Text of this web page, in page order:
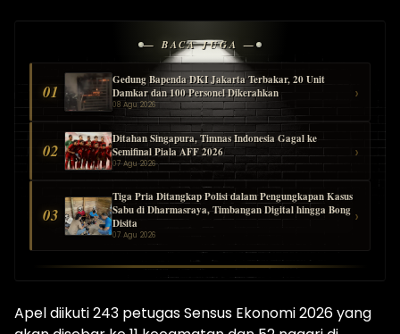
— BACA JUGA —
01
Gedung Bapenda DKI Jakarta Terbakar, 20 Unit
Damkar dan 100 Personel Dikerahkan
08 Agu 2026
›
02
Ditahan Singapura, Timnas Indonesia Gagal ke
Semifinal Piala AFF 2026
07 Agu 2026
›
03
Tiga Pria Ditangkap Polisi dalam Pengungkapan Kasus
Sabu di Dharmasraya, Timbangan Digital hingga Bong
Disita
07 Agu 2026
›
Apel diikuti 243 petugas Sensus Ekonomi 2026 yang